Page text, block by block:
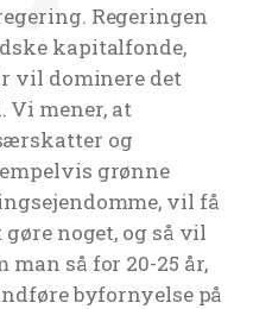
Regeringen
kapitalfonde,
vil dominere det
Vi mener, at
og
grønne
vil få
noget, og så vil
man så for 20-25 år,
byfornyelse på